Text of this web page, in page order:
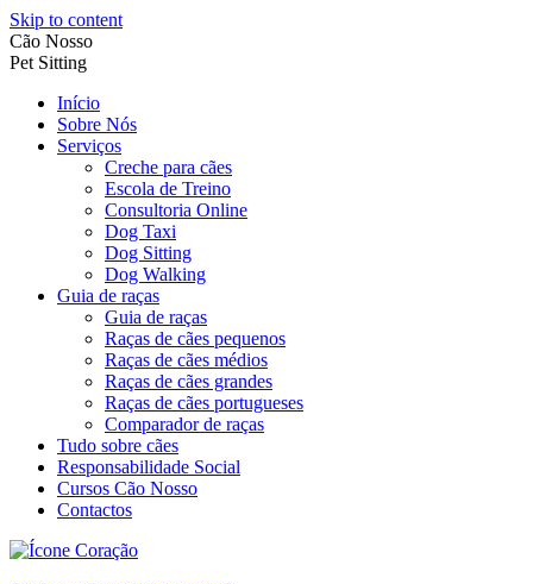
Skip to content
Cão Nosso
Pet Sitting
Início
Sobre Nós
Serviços
Creche para cães
Escola de Treino
Consultoria Online
Dog Taxi
Dog Sitting
Dog Walking
Guia de raças
Guia de raças
Raças de cães pequenos
Raças de cães médios
Raças de cães grandes
Raças de cães portugueses
Comparador de raças
Tudo sobre cães
Responsabilidade Social
Cursos Cão Nosso
Contactos